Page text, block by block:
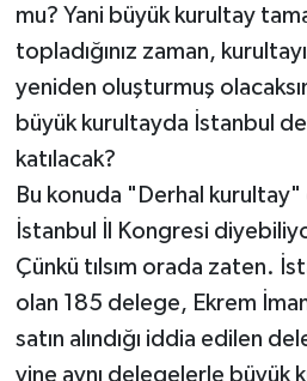
mu? Yani büyük kurultay
topladığınız zaman,
yeniden oluşturmuş
büyük kurultayda İstanbul
katılacak?
Bu konuda "Derhal kurultay"
İstanbul İl Kongresi
Çünkü tılsım orada zaten.
olan 185 delege, Ekrem
satın alındığı iddia edilen
yine aynı delegelerle büyük